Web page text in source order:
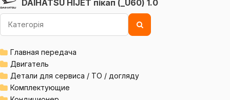
DAIHATSU HIJET пікап (_U60) 1.0
Главная передача
Двигатель
Детали для сервиса / ТО / догляду
Комплектующие